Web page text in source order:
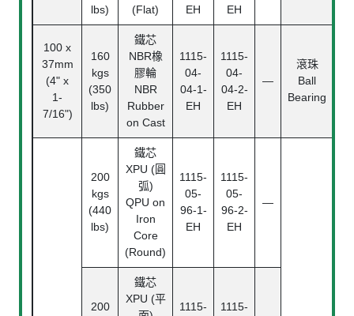
lbs)
(Flat)
EH
EH
100 x
37mm
(4" x
1-
7/16")
160
kgs
(350
lbs)
鐵芯
NBR橡
膠輪
NBR
Rubber
on Cast
1115-
04-
04-1-
EH
1115-
04-
04-2-
EH
—
滾珠
Ball
Bearing
200
kgs
(440
lbs)
鐵芯
XPU (圓
弧)
QPU on
Iron
Core
(Round)
1115-
05-
96-1-
EH
1115-
05-
96-2-
EH
—
200
鐵芯
XPU (平
1115- 1115-